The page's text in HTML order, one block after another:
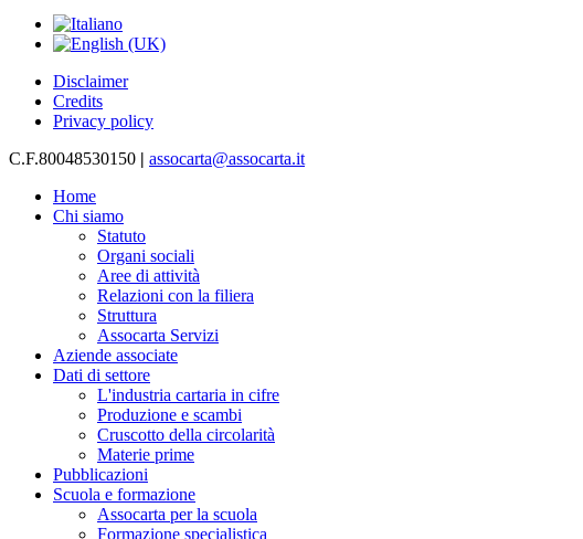
Disclaimer
Credits
Privacy policy
C.F.80048530150 | assocarta@assocarta.it
Home
Chi siamo
Statuto
Organi sociali
Aree di attività
Relazioni con la filiera
Struttura
Assocarta Servizi
Aziende associate
Dati di settore
L'industria cartaria in cifre
Produzione e scambi
Cruscotto della circolarità
Materie prime
Pubblicazioni
Scuola e formazione
Assocarta per la scuola
Formazione specialistica